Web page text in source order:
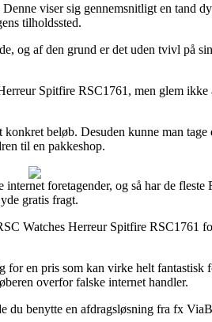
viser sig gennemsnitligt en tand
tilholdssted.
af den grund er det uden tvivl på
Spitfire RSC1761, men glem
beløb. Desuden kunne man
til en pakkeshop.
foretagender, og så har de
gratis fragt.
Watches Herreur Spitfire RSC1761
en pris som kan virke helt
overfor falske internet handler.
benytte en afdragsløsning fra fx